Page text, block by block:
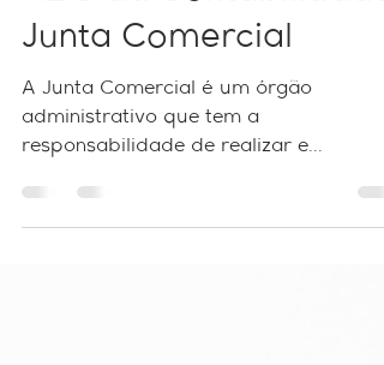
1 de dez. de 2021 1 min de leitura
ABC da Contabilidade:
Junta Comercial
A Junta Comercial é um órgão
administrativo que tem a